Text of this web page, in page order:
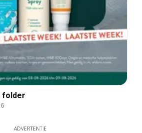
folder
ADVERTENTIE